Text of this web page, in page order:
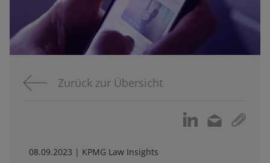
Zurück zur Übersicht
08.09.2023 | KPMG Law Insights